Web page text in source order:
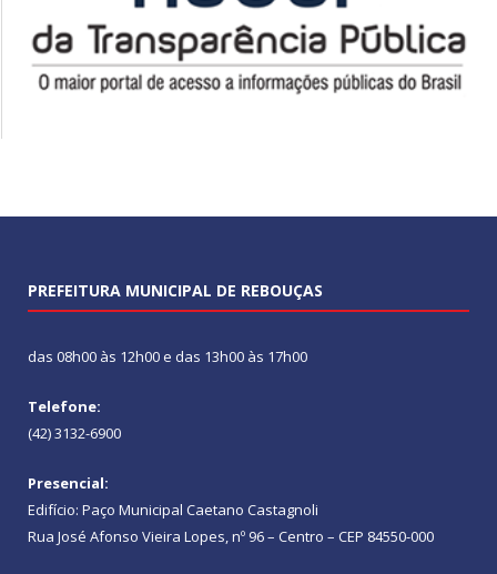
PREFEITURA MUNICIPAL DE REBOUÇAS
das 08h00 às 12h00 e das 13h00 às 17h00
Telefone:
(42) 3132-6900
Presencial:
Edifício: Paço Municipal Caetano Castagnoli
Rua José Afonso Vieira Lopes, nº 96 – Centro – CEP 84550-000